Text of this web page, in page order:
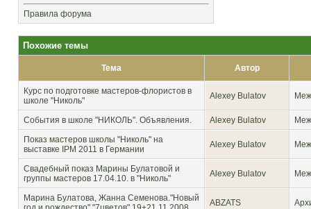
Правила форума
Похожие темы
Тема Автор
Курс по подготовке мастеров-флористов в
школе "Николь"
Alexey Bulatov
События в школе "НИКОЛЬ". Объявления. Alexey Bulatov
Показ мастеров школы "Николь" на
выставке IPM 2011 в Германии
Alexey Bulatov
Свадебный показ Марины Булатовой и
группы мастеров 17.04.10. в "Николь"
Alexey Bulatov
Марина Булатова, Жанна Семенова."Новый
ABZATS